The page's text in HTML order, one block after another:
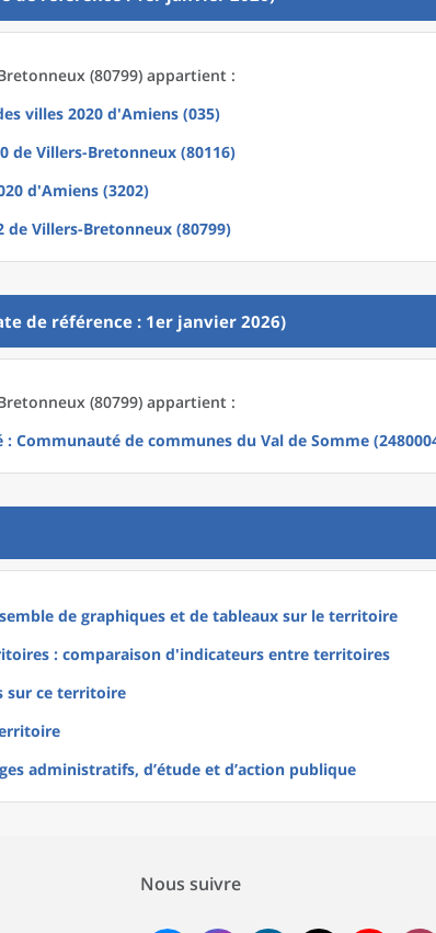
(80799) appartient :
villes 2020 d'Amiens (035)
de Villers-Bretonneux (80116)
d'Amiens (3202)
de Villers-Bretonneux (80799)
de référence : 1er janvier 2026)
(80799) appartient :
: Communauté de communes du Val de Somme
de graphiques et de tableaux sur le territoire
: comparaison d'indicateurs entre territoires
sur ce territoire
administratifs, d’étude et d’action publique
Nous suivre